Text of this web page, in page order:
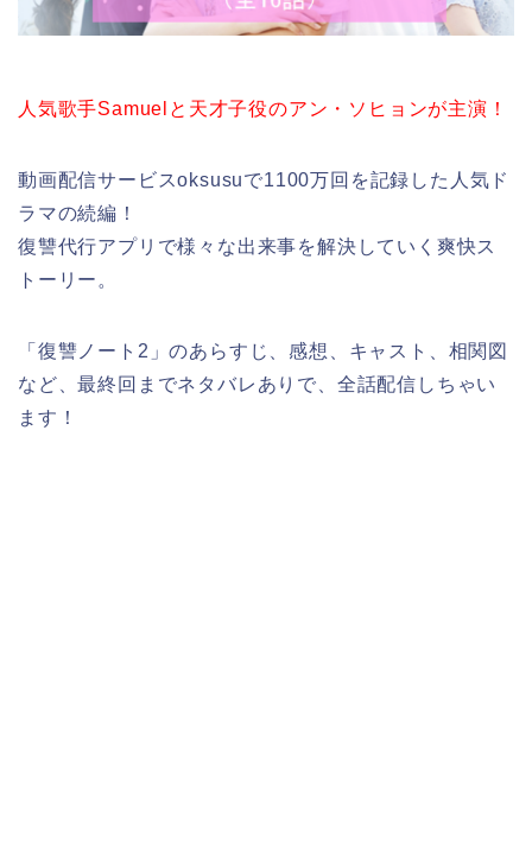
人気歌手Samuelと天才子役のアン・ソヒョンが主演！
動画配信サービスoksusuで1100万回を記録した人気ド
ラマの続編！
復讐代行アプリで様々な出来事を解決していく爽快ス
トーリー。
「復讐ノート2」のあらすじ、感想、キャスト、相関図
など、最終回までネタバレありで、全話配信しちゃい
ます！